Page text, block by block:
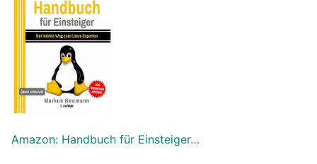
Amazon: Handbuch für Einsteiger…